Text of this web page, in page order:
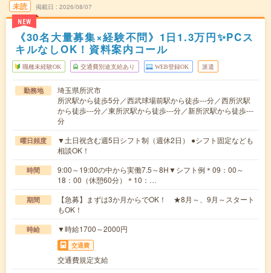
未読
NEW
掲載日 2026/08/07
《30名大量募集×経験不問》1日1.3万円✨PCス
キルなしOK！資料案内コール
職種未経験OK 交通費別途支給あり WEB登録OK 派遣
勤務地
埼玉県所沢市
所沢駅から徒歩5分／西武球場前駅から徒歩---分／西所沢駅
から徒歩---分／東所沢駅から徒歩---分／新所沢駅から徒歩---
分
曜日頻度
▼土日祝含む週5日シフト制（週休2日） ●シフト固定なども
相談OK！
時間
9:00～19:00の中から実働7.5～8H▼シフト例＊09：00～
18：00（休憩60分）＊10：…
期間
【急募】まずは3か月からでOK！ ★8月～、9月～スタート
もOK！
時給 ▼時給1700～2000円
交通費
交通費規定支給